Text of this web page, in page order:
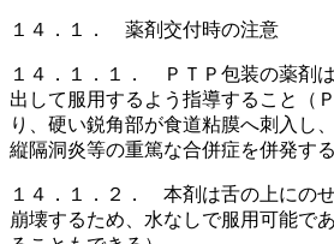
１４．１． 薬剤交付時の注意
１４．１．１． ＰＴＰ包装の薬剤
出して服用するよう指導すること（
り、硬い鋭角部が食道粘膜へ刺入し
縦隔洞炎等の重篤な合併症を併発す
１４．１．２． 本剤は舌の上にの
崩壊するため、水なしで服用可能で